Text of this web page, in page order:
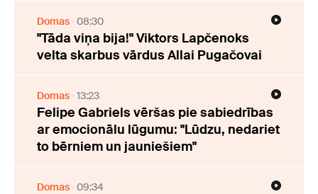
Domas 08:30
"Tāda viņa bija!" Viktors Lapčenoks
velta skarbus vārdus Allai Pugačovai
Domas 13:23
Felipe Gabriels vēršas pie sabiedrības
ar emocionālu lūgumu: "Lūdzu, nedariet
to bērniem un jauniešiem"
Domas 09:34